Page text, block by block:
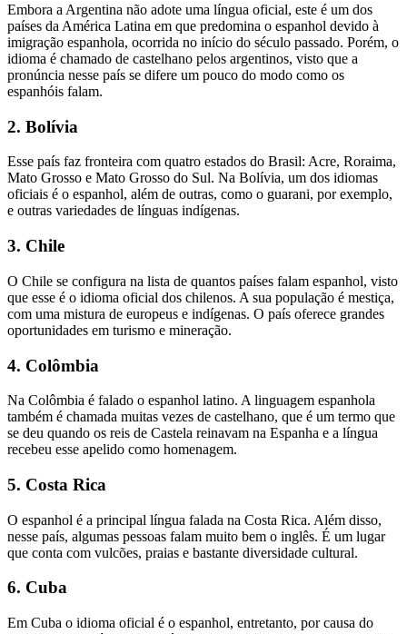
Embora a Argentina não adote uma língua oficial, este é um dos
países da América Latina em que predomina o espanhol devido à
imigração espanhola, ocorrida no início do século passado. Porém, o
idioma é chamado de castelhano pelos argentinos, visto que a
pronúncia nesse país se difere um pouco do modo como os
espanhóis falam.
2. Bolívia
Esse país faz fronteira com quatro estados do Brasil: Acre, Roraima,
Mato Grosso e Mato Grosso do Sul. Na Bolívia, um dos idiomas
oficiais é o espanhol, além de outras, como o guarani, por exemplo,
e outras variedades de línguas indígenas.
3. Chile
O Chile se configura na lista de quantos países falam espanhol, visto
que esse é o idioma oficial dos chilenos. A sua população é mestiça,
com uma mistura de europeus e indígenas. O país oferece grandes
oportunidades em turismo e mineração.
4. Colômbia
Na Colômbia é falado o espanhol latino. A linguagem espanhola
também é chamada muitas vezes de castelhano, que é um termo que
se deu quando os reis de Castela reinavam na Espanha e a língua
recebeu esse apelido como homenagem.
5. Costa Rica
O espanhol é a principal língua falada na Costa Rica. Além disso,
nesse país, algumas pessoas falam muito bem o inglês. É um lugar
que conta com vulcões, praias e bastante diversidade cultural.
6. Cuba
Em Cuba o idioma oficial é o espanhol, entretanto, por causa do